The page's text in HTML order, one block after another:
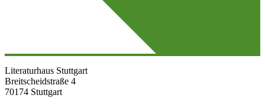
Literaturhaus Stuttgart
Breitscheidstraße 4
70174 Stuttgart